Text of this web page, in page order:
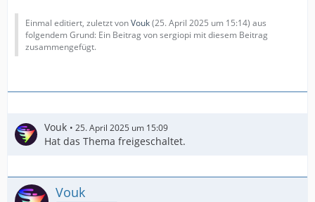
Einmal editiert, zuletzt vonVouk(25. April 2025 um 15:14) aus
folgendem Grund: Ein Beitrag von sergiopi mit diesem Beitrag
zusammengefügt.
Vouk 25. April 2025 um 15:09
Hat das Thema freigeschaltet.
Vouk